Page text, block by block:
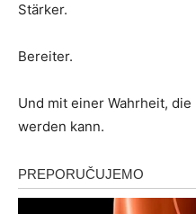
Stärker.
Bereiter.
Und mit einer Wahrheit,
werden kann.